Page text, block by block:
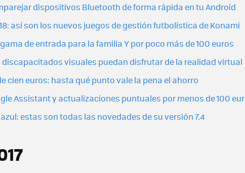
dispositivos Bluetooth de forma rápida en tu Android
así son los nuevos juegos de gestión futbolística de Konami
de entrada para la familia Y por poco más de 100 euros
visuales puedan disfrutar de la realidad virtual
cien euros: hasta qué punto vale la pena el ahorro
Assistant y actualizaciones puntuales por menos de 100
estas son todas las novedades de su versión 7.4